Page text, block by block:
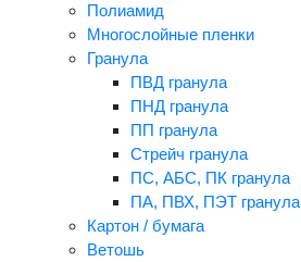
Полиамид
Многослойные пленки
Гранула
ПВД гранула
ПНД гранула
ПП гранула
Стрейч гранула
ПС, АБС, ПК гранула
ПА, ПВХ, ПЭТ гранула
Картон / бумага
Ветошь